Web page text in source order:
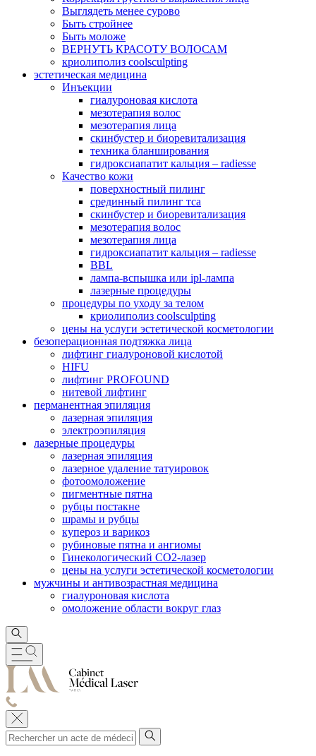
Выглядеть менее сурово
Быть стройнее
Быть моложе
ВЕРНУТЬ КРАСОТУ ВОЛОСАМ
криолиполиз coolsculpting
эстетическая медицина
Инъекции
гиалуроновая кислота
мезотерапия волос
мезотерапия лица
скинбустер и биоревитализация
техника бланширования
гидроксиапатит кальция – radiesse
Качество кожи
поверхностный пилинг
срединный пилинг тса
скинбустер и биоревитализация
мезотерапия волос
мезотерапия лица
гидроксиапатит кальция – radiesse
BBL
лампа-вспышка или ipl-лампа
лазерные процедуры
процедуры по уходу за телом
криолиполиз coolsculpting
цены на услуги эстетической косметологии
безоперационная подтяжка лица
лифтинг гиалуроновой кислотой
HIFU
лифтинг PROFOUND
нитевой лифтинг
перманентная эпиляция
лазерная эпиляция
электроэпиляция
лазерные процедуры
лазерная эпиляция
лазерное удаление татуировок
фотоомоложение
пигментные пятна
рубцы постакне
шрамы и рубцы
купероз и варикоз
рубиновые пятна и ангиомы
Гинекологический CO2-лазер
цены на услуги эстетической косметологии
мужчины и антивозрастная медицина
гиалуроновая кислота
омоложение области вокруг глаз